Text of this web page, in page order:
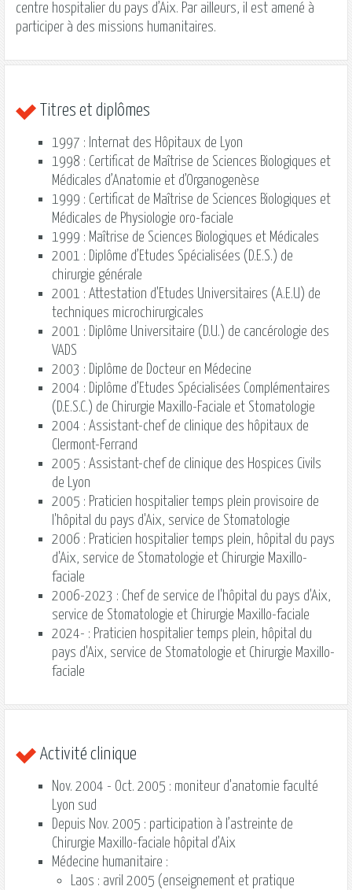
centre hospitalier du pays d’Aix. Par ailleurs, il est amené à
participer à des missions humanitaires.
Titres et diplômes
1997 : Internat des Hôpitaux de Lyon
1998 : Certificat de Maîtrise de Sciences Biologiques et
Médicales d’Anatomie et d’Organogenèse
1999 : Certificat de Maîtrise de Sciences Biologiques et
Médicales de Physiologie oro-faciale
1999 : Maîtrise de Sciences Biologiques et Médicales
2001 : Diplôme d’Etudes Spécialisées (D.E.S.) de
chirurgie générale
2001 : Attestation d'Etudes Universitaires (A.E.U) de
techniques microchirurgicales
2001 : Diplôme Universitaire (D.U.) de cancérologie des
VADS
2003 : Diplôme de Docteur en Médecine
2004 : Diplôme d’Etudes Spécialisées Complémentaires
(D.E.S.C.) de Chirurgie Maxillo-Faciale et Stomatologie
2004 : Assistant-chef de clinique des hôpitaux de
Clermont-Ferrand
2005 : Assistant-chef de clinique des Hospices Civils
de Lyon
2005 : Praticien hospitalier temps plein provisoire de
l'hôpital du pays d'Aix, service de Stomatologie
2006 : Praticien hospitalier temps plein, hôpital du pays
d'Aix, service de Stomatologie et Chirurgie Maxillo-
faciale
2006-2023 : Chef de service de l'hôpital du pays d'Aix,
service de Stomatologie et Chirurgie Maxillo-faciale
2024- : Praticien hospitalier temps plein, hôpital du
pays d'Aix, service de Stomatologie et Chirurgie Maxillo-
faciale
Activité clinique
Nov. 2004 - Oct. 2005 : moniteur d'anatomie faculté
Lyon sud
Depuis Nov. 2005 : participation à l’astreinte de
Chirurgie Maxillo-faciale hôpital d’Aix
Médecine humanitaire :
Laos : avril 2005 (enseignement et pratique